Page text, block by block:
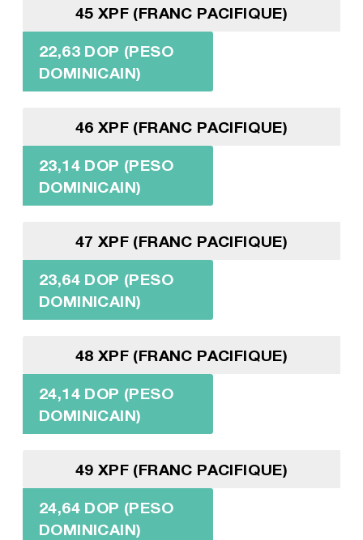
45 XPF (FRANC PACIFIQUE)
22,63 DOP (PESO
DOMINICAIN)
46 XPF (FRANC PACIFIQUE)
23,14 DOP (PESO
DOMINICAIN)
47 XPF (FRANC PACIFIQUE)
23,64 DOP (PESO
DOMINICAIN)
48 XPF (FRANC PACIFIQUE)
24,14 DOP (PESO
DOMINICAIN)
49 XPF (FRANC PACIFIQUE)
24,64 DOP (PESO
DOMINICAIN)